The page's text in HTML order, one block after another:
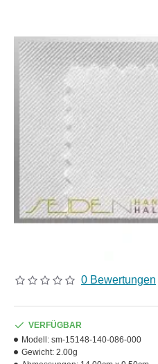
0 Bewertungen
VERFÜGBAR
Modell: sm-15148-140-086-000
Gewicht: 2.00g